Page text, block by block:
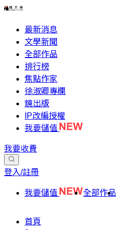
最新消息
文學新聞
全部作品
排行榜
焦點作家
徐淑卿專欄
鏡出版
IP改編授權
我要儲值
我要收費
登入/註冊
我要儲值 全部作品
首頁